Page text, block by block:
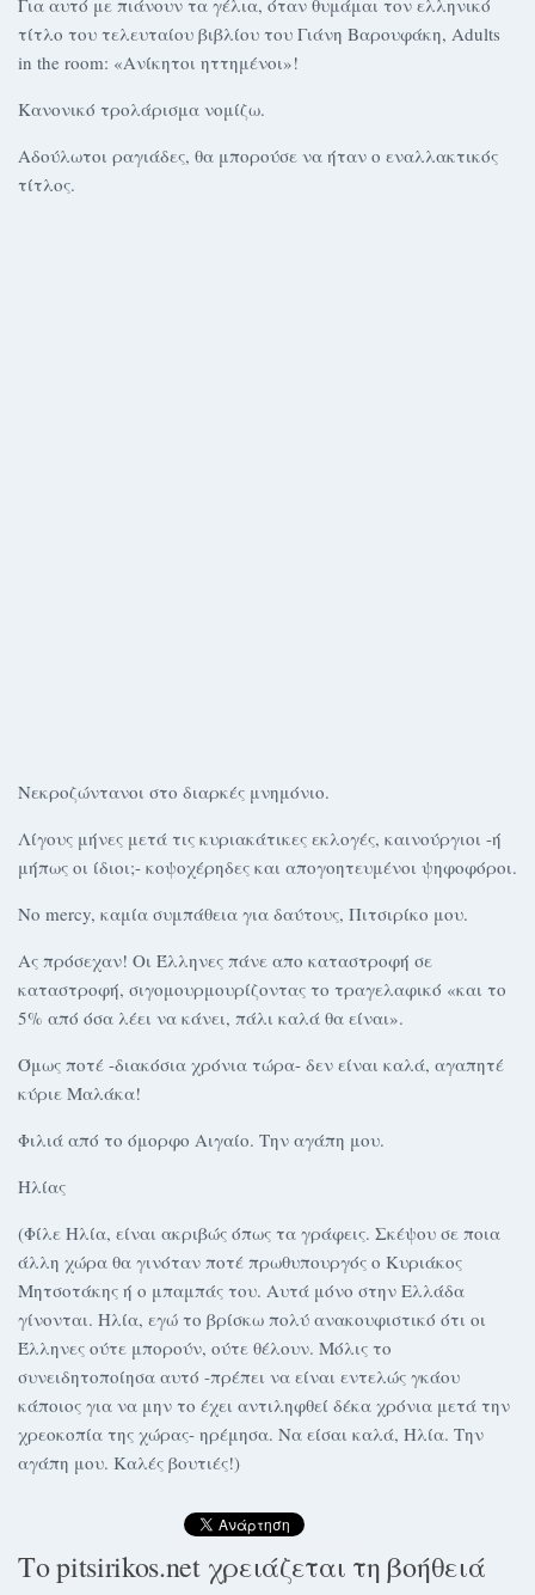
Για αυτό με πιάνουν τα γέλια, όταν θυμάμαι τον ελληνικό
τίτλο του τελευταίου βιβλίου του Γιάνη Βαρουφάκη, Adults
in the room: «Ανίκητοι ηττημένοι»!
Κανονικό τρολάρισμα νομίζω.
Αδούλωτοι ραγιάδες, θα μπορούσε να ήταν ο εναλλακτικός
τίτλος.
Νεκροζώντανοι στο διαρκές μνημόνιο.
Λίγους μήνες μετά τις κυριακάτικες εκλογές, καινούργιοι -ή
μήπως οι ίδιοι;- κοψοχέρηδες και απογοητευμένοι ψηφοφόροι.
No mercy, καμία συμπάθεια για δαύτους, Πιτσιρίκο μου.
Ας πρόσεχαν! Οι Έλληνες πάνε απο καταστροφή σε
καταστροφή, σιγομουρμουρίζοντας το τραγελαφικό «και το
5% από όσα λέει να κάνει, πάλι καλά θα είναι».
Όμως ποτέ -διακόσια χρόνια τώρα- δεν είναι καλά, αγαπητέ
κύριε Mαλάκα!
Φιλιά από το όμορφο Αιγαίο. Την αγάπη μου.
Ηλίας
(Φίλε Ηλία, είναι ακριβώς όπως τα γράφεις. Σκέψου σε ποια
άλλη χώρα θα γινόταν ποτέ πρωθυπουργός ο Κυριάκος
Μητσοτάκης ή ο μπαμπάς του. Αυτά μόνο στην Ελλάδα
γίνονται. Ηλία, εγώ το βρίσκω πολύ ανακουφιστικό ότι οι
Έλληνες ούτε μπορούν, ούτε θέλουν. Μόλις το
συνειδητοποίησα αυτό -πρέπει να είναι εντελώς γκάου
κάποιος για να μην το έχει αντιληφθεί δέκα χρόνια μετά την
χρεοκοπία της χώρας- ηρέμησα. Να είσαι καλά, Ηλία. Την
αγάπη μου. Καλές βουτιές!)
Το pitsirikos.net χρειάζεται τη βοήθειά